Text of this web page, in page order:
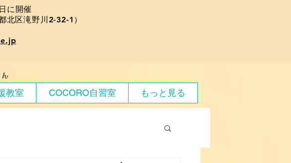
に開催
北区滝野川2-32-1）
教室 COCORO自習室 もっと見る